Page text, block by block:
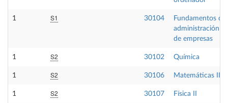
1 S1 30104
Fundamentos de
administración
de empresas
1 S2 30102 Química
1 S2 30106 Matemáticas II
1 S2 30107 Física II